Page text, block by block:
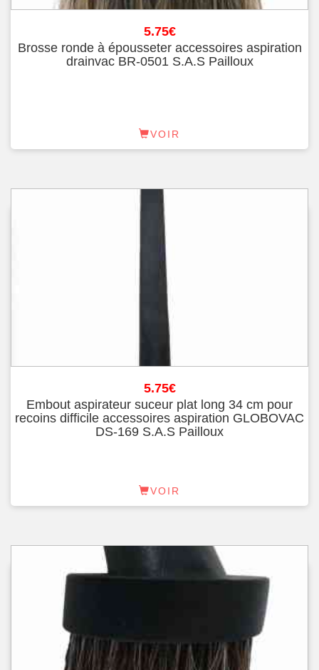
5.75€
Brosse ronde à épousseter accessoires aspiration
drainvac BR-0501 S.A.S Pailloux
VOIR
5.75€
Embout aspirateur suceur plat long 34 cm pour
recoins difficile accessoires aspiration GLOBOVAC
DS-169 S.A.S Pailloux
VOIR